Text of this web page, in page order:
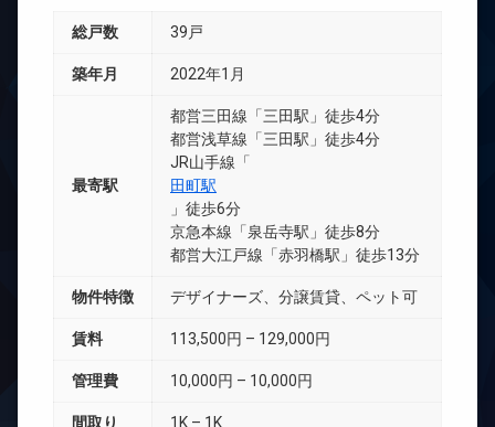
総戸数 39戸
築年月 2022年1月
最寄駅
都営三田線「三田駅」徒歩4分
都営浅草線「三田駅」徒歩4分
JR山手線「
田町駅
」徒歩6分
京急本線「泉岳寺駅」徒歩8分
都営大江戸線「赤羽橋駅」徒歩13分
物件特徴 デザイナーズ、分譲賃貸、ペット可
賃料 113,500円 – 129,000円
管理費 10,000円 – 10,000円
間取り 1K – 1K